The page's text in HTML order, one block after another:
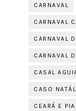
CARNAVAL
CARNAVAL
CARNAVAL
CARNAVAL
CASAL
CASO
CEARÁ E